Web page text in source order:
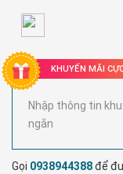
KHUYẾN MÃI
Nhập thông tin
ngắn
Gọi 0938944388để